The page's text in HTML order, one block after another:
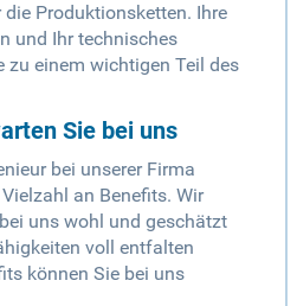
Produktionsketten. Ihre
und Ihr technisches
zu einem wichtigen Teil des
Sie bei uns
bei unserer Firma
an Benefits. Wir
uns wohl und geschätzt
voll entfalten
können Sie bei uns